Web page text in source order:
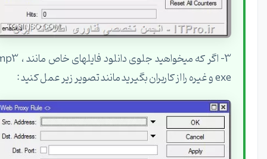
3- اگر که میخواهید جلوی دانلود فایلهای خاص مانند mp3 ،